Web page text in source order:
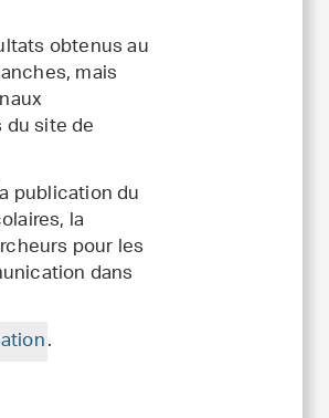
obtenus au
mais
site de
publication du
la
pour les
dans
.